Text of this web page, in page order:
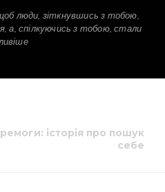
люди, зіткнувшись з тобою,
а, спілкуючись з тобою, стали
історія про пошук
себе